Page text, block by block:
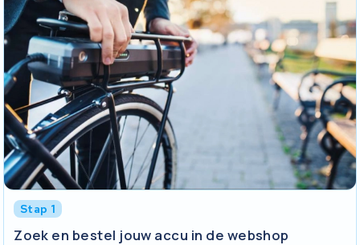
Stap 1
Zoek en bestel jouw accu in de webshop